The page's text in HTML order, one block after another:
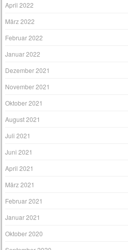
April 2022
März 2022
Februar 2022
Januar 2022
Dezember 2021
November 2021
Oktober 2021
August 2021
Juli 2021
Juni 2021
April 2021
März 2021
Februar 2021
Januar 2021
Oktober 2020